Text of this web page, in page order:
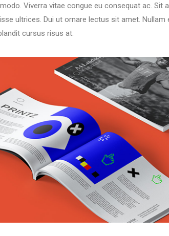
Viverra vitae congue eu consequat ac. Sit
ultrices. Dui ut ornare lectus sit amet. Nullam
cursus risus at.